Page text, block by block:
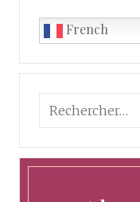
French